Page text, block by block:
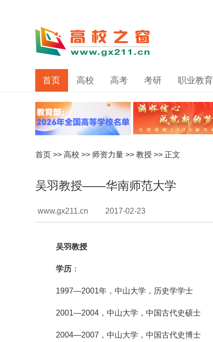
首页 高校 高考 考研 职业教育
首页 >> 高校 >> 师资力量 >> 教授 >> 正文
吴羽教授——华南师范大学
www.gx211.cn 2017-02-23
吴羽教授
学历 ：
1997—2001年，中山大学，历史学学士
2001—2004，中山大学，中国古代史硕士
2004—2007，中山大学，中国古代史博士